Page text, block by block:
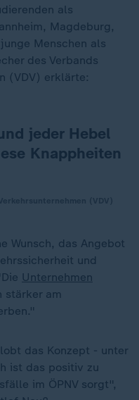
als
Magdeburg,
Menschen als
des Verbands
(VDV) erklärte:
jeder Hebel
Knappheiten
Wunsch, das Angebot
und
Unternehmen
stärker am
das Konzept - unter
ist das positiv zu
im ÖPNV sorgt",